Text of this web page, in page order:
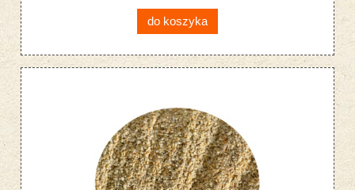
do koszyka